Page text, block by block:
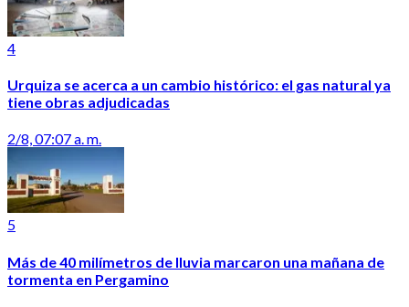
4
Urquiza se acerca a un cambio histórico: el gas natural ya
tiene obras adjudicadas
2/8, 07:07 a. m.
5
Más de 40 milímetros de lluvia marcaron una mañana de
tormenta en Pergamino